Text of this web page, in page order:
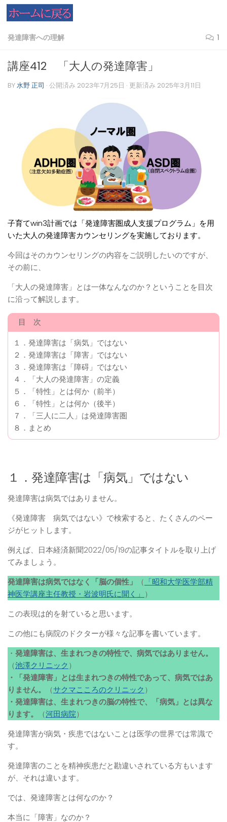
コンテンツへスキップ
発達障害への理解 1
講座412 「大人の発達障害」
BY水野 正司 · 公開済み 2023年7月25日 · 更新済み 2025年3月11日
子育てwin3計画では「発達障害圏成人支援プログラム」を用
いた大人の発達障害カウンセリングを実施しております。
今回はそのカウンセリングの内容をご説明したいのですが、
その前に、
「大人の発達障害」とは一体なんなのか？ということを目次
に沿って解説します。
目 次
１．発達障害は「病気」ではない
２．発達障害は「障害」ではない
３．発達障害は「障碍」ではない
４．「大人の発達障害」の定義
５．「特性」とは何か（前半）
６．「特性」とは何か（後半）
７．「三人に二人」は発達障害圏
８．まとめ
１．発達障害は「病気」ではない
発達障害は病気ではありません。
《発達障害 病気ではない》で検索すると、たくさんのペー
ジがヒットします。
例えば、日本経済新聞2022/05/19の記事タイトルを取り上げ
てみましょう。
発達障害は病気ではなく「脳の個性」
（ 「昭和大学医学部精
神医学講座主任教授・岩波明氏に聞く」 ）
この表現は的を射ていると思います。
この他にも病院のドクターが様々な記事を書いています。
・ 発達障害は、生まれつきの特性で、病気ではありません。
（池澤クリニック ）
・「発達障害」とは生まれつきの特性であって、病気ではあ
りません。
（サクマこころのクリニック ）
・発達障害は、生まれつきの脳の特性で、「病気」とは異な
ります。
（河田病院）
発達障害が病気・疾患ではないことは医学の世界では常識で
す。
発達障害のことを精神疾患だと勘違いされている方もいます
が、それは違います。
では、発達障害とは何なのか？
本当に「障害」なのか？